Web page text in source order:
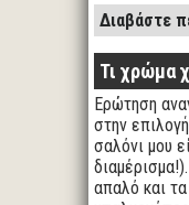
Διαβάστε
Τι χρώμα
Ερώτηση
στην
σαλόνι μου
απαλό και